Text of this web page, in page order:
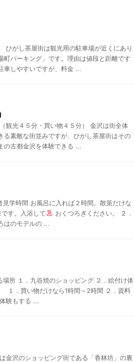
ひがし茶屋街は観光用の駐車場が近くにあり
町パーキング」です。理由は値段と距離です
車しやすいですが、料金 ...
光４５分・買い物４５分） 金沢は街全体
る素敵な街並みですが、ひがし茶屋街はその
の古都金沢を体験できる ...
学時間 お風呂に入れば２時間。散策だけな
す。入浴して
おくつろぎください。 ２．
はのモデルの ...
所 １．九谷焼のショッピング ２．絵付け体
１．買い物だけなら1時間～2時間 ２．資料
験もする ...
金沢のショッピング街である「香林坊」の裏